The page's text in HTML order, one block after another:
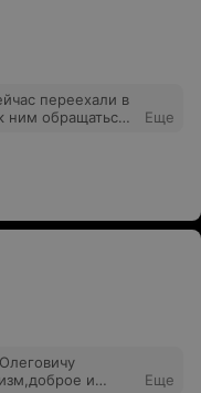
переехали в
ним обращаться.
дент".
проделанной
и они в
у них, 6 лет
довольна.
Еще
и
Еще